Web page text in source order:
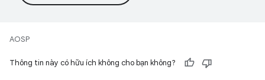
AOSP
Thông tin này có hữu ích không cho bạn không?